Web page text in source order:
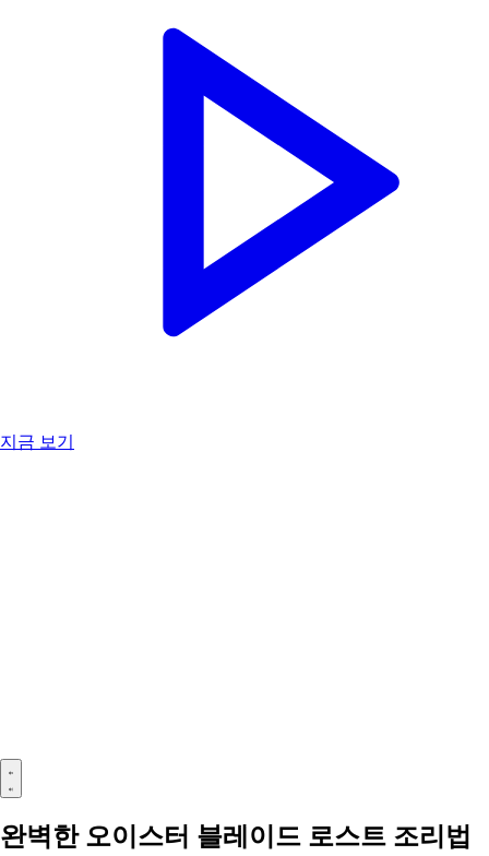
지금 보기
완벽한 오이스터 블레이드 로스트 조리법